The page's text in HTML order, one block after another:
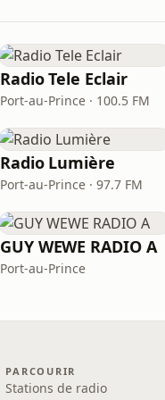
Radio Tele Eclair
Port-au-Prince · 100.5 FM
Radio Lumière
Port-au-Prince · 97.7 FM
GUY WEWE RADIO A
Port-au-Prince
PARCOURIR
Stations de radio